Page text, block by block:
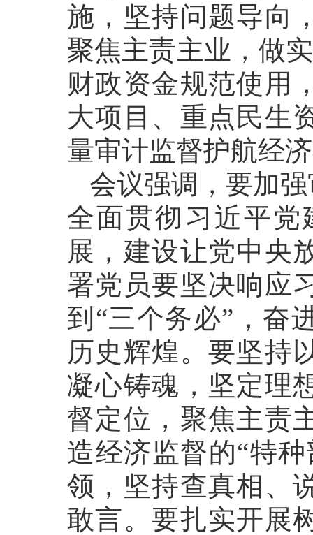
施，坚持问题导向
聚焦主责主业，做
财政资金规范使用
大项目、重点民生
量审计监督护航经
会议强调，要加
全面贯彻习近平
展，建设让党中央
署党员要坚决响应
到“三个务必”，奋
历史辉煌。要坚持
凝心铸魂，坚定理
督定位，聚焦主责
造经济监督的“特
领，坚持查真相、
敢言。要扎实开展